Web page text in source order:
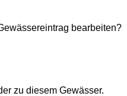
bearbeiten?
zu diesem Gewässer.